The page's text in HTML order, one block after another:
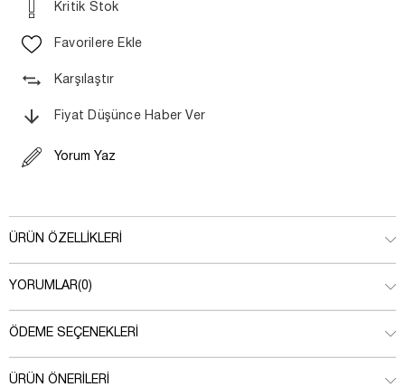
Kritik Stok
Favorilere Ekle
Karşılaştır
Fiyat Düşünce Haber Ver
Yorum Yaz
ÜRÜN ÖZELLIKLERI
YORUMLAR(0)
ÖDEME SEÇENEKLERI
ÜRÜN ÖNERILERI